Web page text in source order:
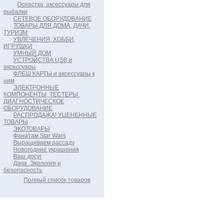
Оснастка, аксессуары для
рыбалки
СЕТЕВОЕ ОБОРУДОВАНИЕ
ТОВАРЫ ДЛЯ ДОМА, ДАЧИ.
ТУРИЗМ
УВЛЕЧЕНИЯ, ХОББИ,
ИГРУШКИ
УМНЫЙ ДОМ
УСТРОЙСТВА USB и
аксессуары
ФЛЕШ КАРТЫ и аксессуары к
ним
ЭЛЕКТРОННЫЕ
КОМПОНЕНТЫ, ТЕСТЕРЫ,
ДИАГНОСТИЧЕСКОЕ
ОБОРУДОВАНИЕ
РАСПРОДАЖА! УЦЕНЕННЫЕ
ТОВАРЫ
ЭКОТОВАРЫ
Фанатам Star Wars
Выращиваем рассаду
Новогодние украшения
Ваш досуг
Дача. Экология и
безопасность
Полный список товаров